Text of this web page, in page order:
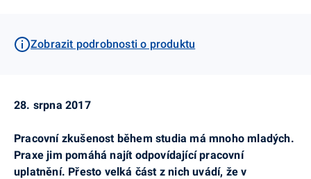
Zobrazit podrobnosti o produktu
28. srpna 2017
Pracovní zkušenost během studia má mnoho mladých.
Praxe jim pomáhá najít odpovídající pracovní
uplatnění. Přesto velká část z nich uvádí, že v